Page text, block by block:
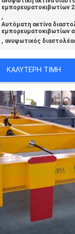
εμπορευματοκιβωτίων
,
Αυτόματη ακτίνα
εμπορευματοκιβωτίων
, ανυψωτικός
ΚΑΛΎΤΕΡΗ ΤΙΜΉ